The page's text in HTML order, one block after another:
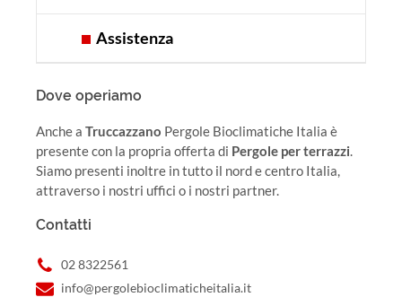
Assistenza
Dove operiamo
Anche a Truccazzano Pergole Bioclimatiche Italia è
presente con la propria offerta di Pergole per terrazzi.
Siamo presenti inoltre in tutto il nord e centro Italia,
attraverso i nostri uffici o i nostri partner.
Contatti
02 8322561
info@pergolebioclimaticheitalia.it